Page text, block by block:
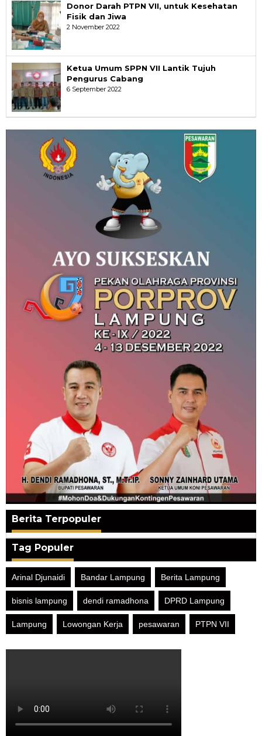
Donor Darah PTPN VII, untuk Kesehatan
Fisik dan Jiwa
2 November 2022
Ketua Umum SPPN VII Lantik Tujuh
Pengurus Cabang
6 September 2022
Berita Terpopuler
Tag Populer
Arinal Djunaidi Bandar Lampung Berita Lampung
bisnis lampung dendi ramadhona DPRD Lampung
Lampung Lowongan Kerja pesawaran PTPN VII